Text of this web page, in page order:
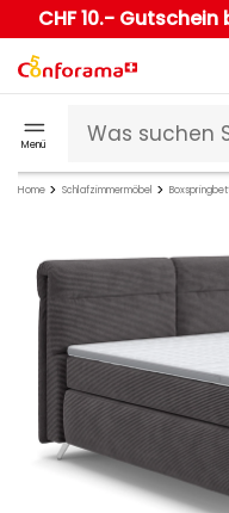
CHF 10.-
Menü
Home Schlafzimmermöbel